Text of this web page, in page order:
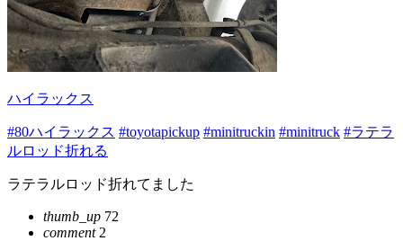
ハイラックス
#80ハイラックス #toyotapickup #minitruckin #minitruck #ラテラ
ルロッド折れる
ラテラルロッド折れてました
thumb_up 72
comment2